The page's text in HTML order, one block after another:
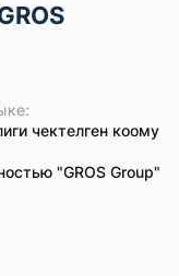
чектелген коому
"GROS Group"